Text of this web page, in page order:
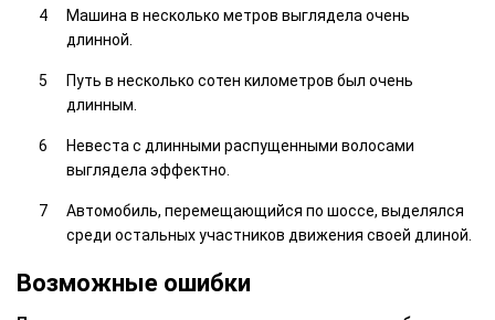
Машина в несколько метров выглядела очень
длинной.
Путь в несколько сотен километров был очень
длинным.
Невеста с длинными распущенными волосами
выглядела эффектно.
Автомобиль, перемещающийся по шоссе, выделялся
среди остальных участников движения своей длиной.
Возможные ошибки